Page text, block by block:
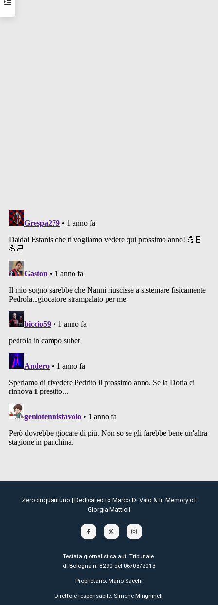
Zerocinquantuno | Dedicated to Marco Di Vaio & In Memory of
Giorgia Mattioli
Testata giornalistica aut. Tribunale
di Bologna n. 8290 del 06/03/2013
Proprietario: Mario Sacchi
Direttore responsabile: Simone Minghinelli